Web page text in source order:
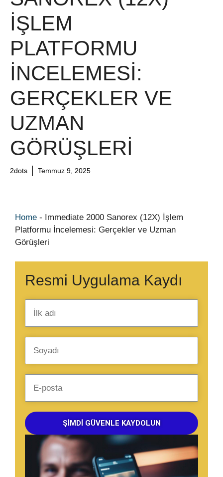
İŞLEM
PLATFORMU
İNCELEMESI:
GERÇEKLER VE
UZMAN
GÖRÜŞLERI
2dots Temmuz 9, 2025
Home - Immediate 2000 Sanorex (12X) İşlem
Platformu İncelemesi: Gerçekler ve Uzman
Görüşleri
Resmi Uygulama Kaydı
ŞIMDI GÜVENLE KAYDOLUN